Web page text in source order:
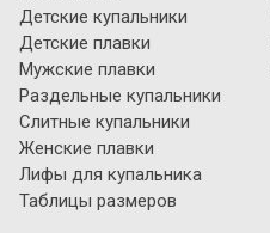
Детские купальники
Детские плавки
Мужские плавки
Раздельные купальники
Слитные купальники
Женские плавки
Лифы для купальника
Таблицы размеров